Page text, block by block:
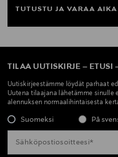
TUTUSTU JA VARAA AIKA
TILAA UUTISKIRJE – ETUSI
Uutiskirjeestämme löydät parhaat
Uutena tilaajana lähetämme sinulle
alennuksen normaalihintaisesta
Suomeksi På